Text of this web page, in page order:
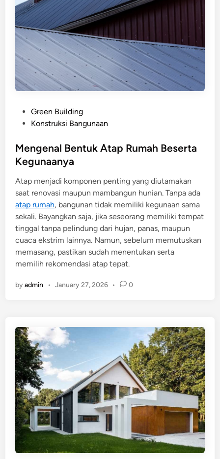
t
e
i
n
Green Building
Konstruksi Bangunaan
Mengenal Bentuk Atap Rumah Beserta
Kegunaanya
Atap menjadi komponen penting yang diutamakan
saat renovasi maupun mambangun hunian. Tanpa ada
atap rumah, bangunan tidak memiliki kegunaan sama
sekali. Bayangkan saja, jika seseorang memiliki tempat
tinggal tanpa pelindung dari hujan, panas, maupun
cuaca ekstrim lainnya. Namun, sebelum memutuskan
memasang, pastikan sudah menentukan serta
memilih rekomendasi atap tepat.
byadmin • January 27, 2026 • 0